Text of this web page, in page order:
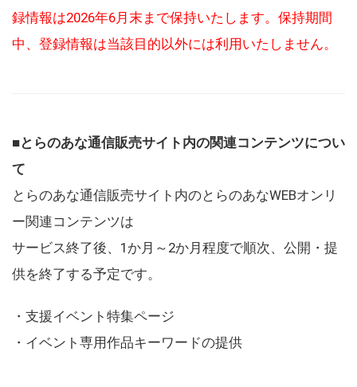
録情報は2026年6月末まで保持いたします。保持期間
中、登録情報は当該目的以外には利用いたしません。
■とらのあな通信販売サイト内の関連コンテンツについ
て
とらのあな通信販売サイト内のとらのあなWEBオンリ
ー関連コンテンツは
サービス終了後、1か月～2か月程度で順次、公開・提
供を終了する予定です。
・支援イベント特集ページ
・イベント専用作品キーワードの提供